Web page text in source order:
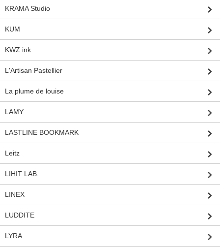
KRAMA Studio
KUM
KWZ ink
L'Artisan Pastellier
La plume de louise
LAMY
LASTLINE BOOKMARK
Leitz
LIHIT LAB.
LINEX
LUDDITE
LYRA